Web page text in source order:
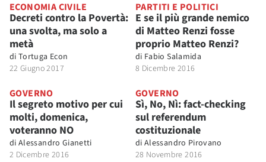
ECONOMIA CIVILE
Decreti contro la Povertà:
una svolta, ma solo a
metà
di Tortuga Econ
22 Giugno 2017
PARTITI E POLITICI
E se il più grande nemico
di Matteo Renzi fosse
proprio Matteo Renzi?
di Fabio Salamida
8 Dicembre 2016
GOVERNO
Il segreto motivo per cui
molti, domenica,
voteranno NO
di Alessandro Gianetti
2 Dicembre 2016
GOVERNO
Sì, No, Nì: fact-checking
sul referendum
costituzionale
di Alessandro Pirovano
28 Novembre 2016